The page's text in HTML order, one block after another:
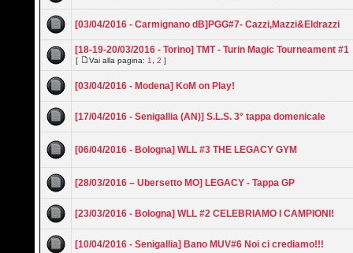
[03/04/2016 - Carmignano dB]PGG#7- Cazzi,Mazzi&Eldrazzi
[18-19-20/03/2016 - Torino] TMT - Turin Magic Tourneament #1
[ Vai alla pagina: 1 ,2 ]
[03/04/2016 - Modena] KoM on Play!
[17/04/2016 - Senigallia (AN)] S.L.S. 3° tappa domenicale
[06/04/2016 - Bologna] WLL #3 THE LEGACY GYM
[28/03/2016 – Ubersetto MO] LEGACY - Tappa GP
[23/03/2016 - Bologna] WLL #2 CELEBRIAMO I CAMPIONI!
[10/04/2016 - Senigallia] Bano MUV#6 Noi ci crediamo!!!